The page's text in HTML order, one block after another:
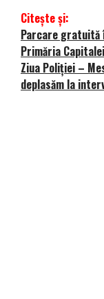
Citește și:
Parcare gratuită
Primăria
Ziua Poliției –
deplasăm la